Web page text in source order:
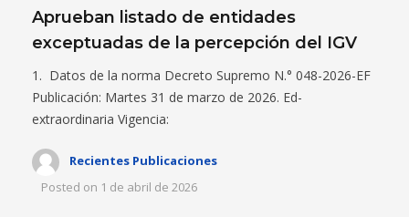
Aprueban listado de entidades
exceptuadas de la percepción del IGV
1. Datos de la norma Decreto Supremo N.° 048-2026-EF
Publicación: Martes 31 de marzo de 2026. Ed-
extraordinaria Vigencia:
Recientes Publicaciones
Posted on 1 de abril de 2026